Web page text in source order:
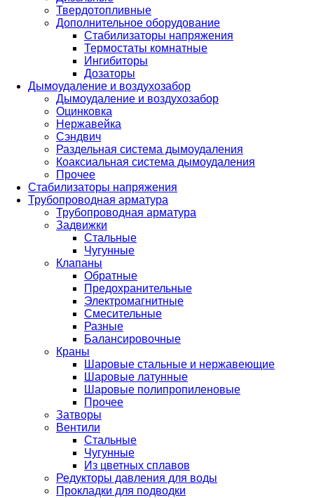
Твердотопливные
Дополнительное оборудование
Стабилизаторы напряжения
Термостаты комнатные
Ингибиторы
Дозаторы
Дымоудаление и воздухозабор
Дымоудаление и воздухозабор
Оцинковка
Нержавейка
Сэндвич
Раздельная система дымоудаления
Коаксиальная система дымоудаления
Прочее
Стабилизаторы напряжения
Трубопроводная арматура
Трубопроводная арматура
Задвижки
Стальные
Чугунные
Клапаны
Обратные
Предохранительные
Электромагнитные
Смесительные
Разные
Балансировочные
Краны
Шаровые стальные и нержавеющие
Шаровые латунные
Шаровые полипропиленовые
Прочее
Затворы
Вентили
Стальные
Чугунные
Из цветных сплавов
Редукторы давления для воды
Прокладки для подводки